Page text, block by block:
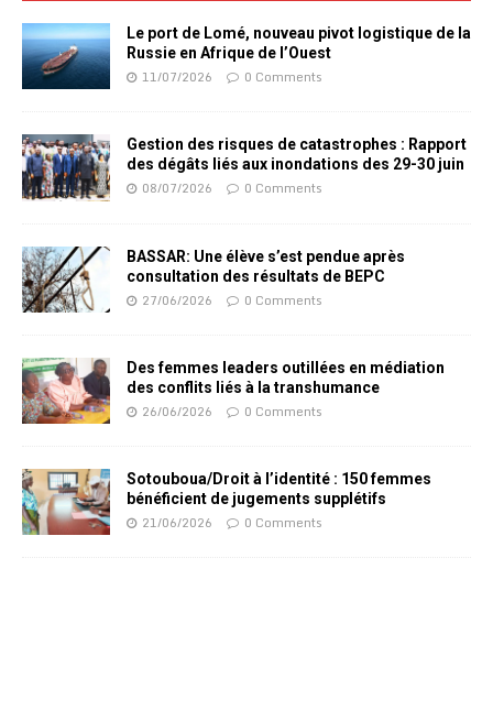
Le port de Lomé, nouveau pivot logistique de la
Russie en Afrique de l’Ouest
11/07/2026 0 Comments
Gestion des risques de catastrophes : Rapport
des dégâts liés aux inondations des 29-30 juin
08/07/2026 0 Comments
BASSAR: Une élève s’est pendue après
consultation des résultats de BEPC
27/06/2026 0 Comments
Des femmes leaders outillées en médiation
des conflits liés à la transhumance
26/06/2026 0 Comments
Sotouboua/Droit à l’identité : 150 femmes
bénéficient de jugements supplétifs
21/06/2026 0 Comments